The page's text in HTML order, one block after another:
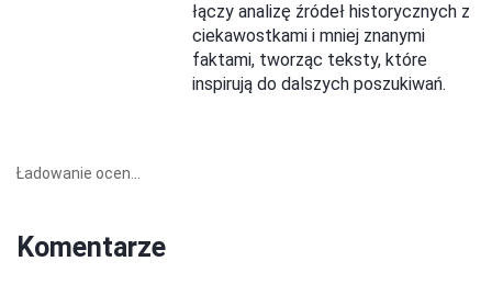
łączy analizę źródeł historycznych z
ciekawostkami i mniej znanymi
faktami, tworząc teksty, które
inspirują do dalszych poszukiwań.
Ładowanie ocen...
Komentarze